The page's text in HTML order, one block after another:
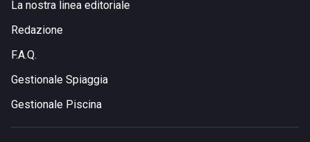
La nostra linea editoriale
Redazione
F.A.Q.
Gestionale Spiaggia
Gestionale Piscina